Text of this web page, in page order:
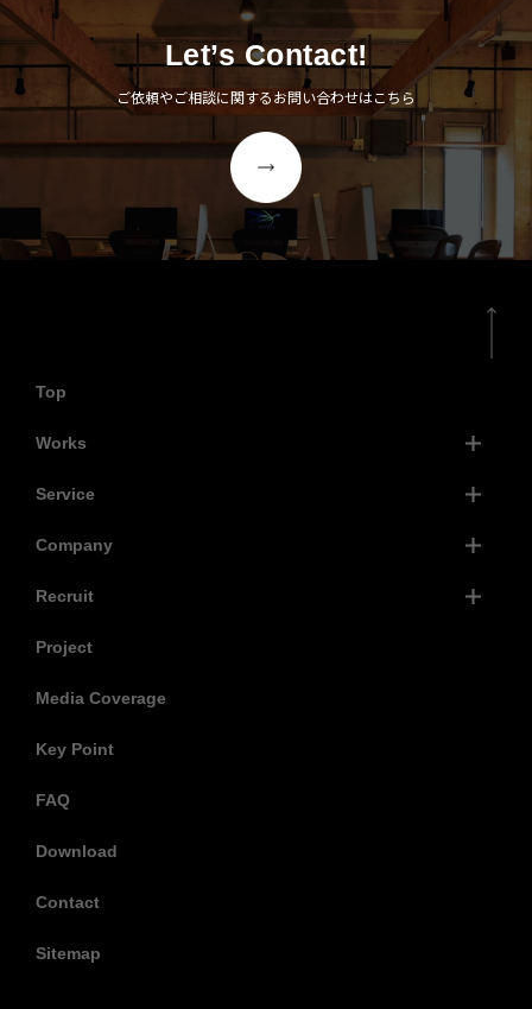
Let’s Contact!
ご依頼やご相談に関するお問い合わせはこちら
Top
Works
Service
Company
Recruit
Project
Media Coverage
Key Point
FAQ
Download
Contact
Sitemap